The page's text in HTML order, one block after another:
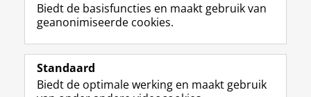
Volg de RUG
F
a
e
L
i
k
R
S
-
I
n
t
Y
o
T
Studiekiezers
Biedt de basisfuncties en maakt gebruik van
geanonimiseerde cookies.
Standaard
Biedt de optimale werking en maakt gebruik